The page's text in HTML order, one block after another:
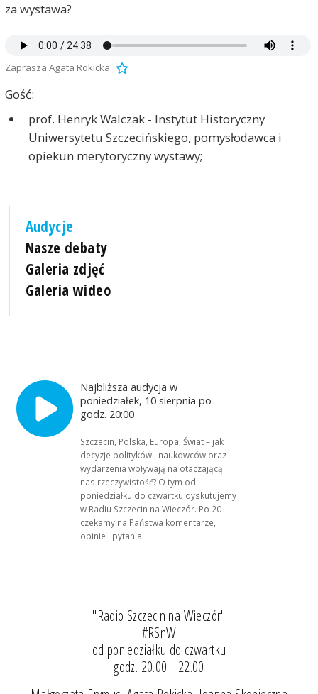
za wystawa?
Zaprasza Agata Rokicka
Gość:
prof. Henryk Walczak - Instytut Historyczny
Uniwersytetu Szczecińskiego, pomysłodawca i
opiekun merytoryczny wystawy;
Audycje
Nasze debaty
Galeria zdjęć
Galeria wideo
Najbliższa audycja w
poniedziałek, 10 sierpnia po
godz. 20:00
Szczecin, Polska, Europa, Świat – jak
decyzje polityków i naukowców oraz
wydarzenia wpływają na otaczającą
nas rzeczywistość? O tym od
poniedziałku do czwartku dyskutujemy
w Radiu Szczecin na Wieczór. Po 20
czekamy na Państwa komentarze,
opinie i pytania.
"Radio Szczecin na Wieczór"
#RSnW
od poniedziałku do czwartku
godz. 20.00 - 22.00